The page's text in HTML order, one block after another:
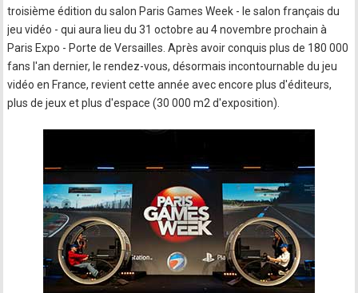
troisième édition du salon Paris Games Week - le salon français du
jeu vidéo - qui aura lieu du 31 octobre au 4 novembre prochain à
Paris Expo - Porte de Versailles. Après avoir conquis plus de 180 000
fans l'an dernier, le rendez-vous, désormais incontournable du jeu
vidéo en France, revient cette année avec encore plus d'éditeurs,
plus de jeux et plus d'espace (30 000 m2 d'exposition).